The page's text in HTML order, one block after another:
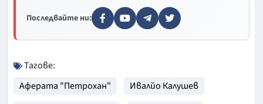
Последвайте ни:
Тагове:
Аферата "Петрохан"
Ивалйо Калушев